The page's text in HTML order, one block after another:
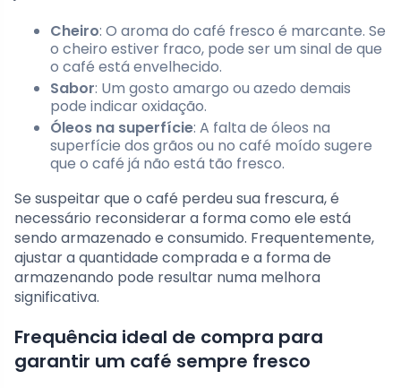
Cheiro: O aroma do café fresco é marcante. Se
o cheiro estiver fraco, pode ser um sinal de que
o café está envelhecido.
Sabor: Um gosto amargo ou azedo demais
pode indicar oxidação.
Óleos na superfície: A falta de óleos na
superfície dos grãos ou no café moído sugere
que o café já não está tão fresco.
Se suspeitar que o café perdeu sua frescura, é
necessário reconsiderar a forma como ele está
sendo armazenado e consumido. Frequentemente,
ajustar a quantidade comprada e a forma de
armazenando pode resultar numa melhora
significativa.
Frequência ideal de compra para
garantir um café sempre fresco